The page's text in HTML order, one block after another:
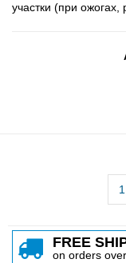
участки (при ожогах,
FREE
on orders